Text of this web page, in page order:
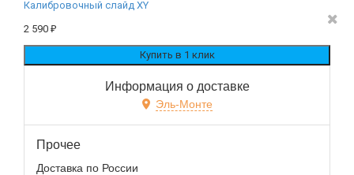
Калибровочный слайд XY
2 590 ₽
Информация о доставке
Эль-Монте
Прочее
Доставка по России